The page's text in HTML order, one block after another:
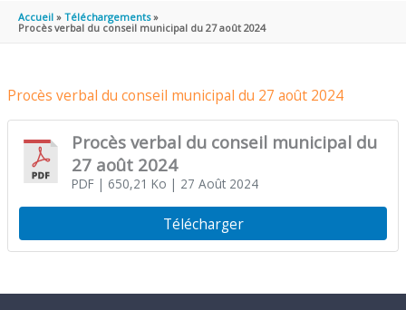
PRINCIPAL
Accueil
Téléchargements
Procès verbal du conseil municipal du 27 août 2024
Procès verbal du conseil municipal du 27 août 2024
Procès verbal du conseil municipal du
27 août 2024
PDF| 650,21 Ko | 27 Août 2024
Télécharger